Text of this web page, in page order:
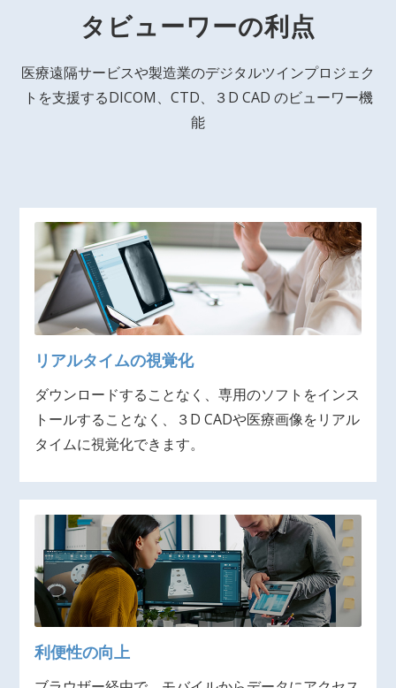
タビューワーの利点
医療遠隔サービスや製造業のデジタルツインプロジェク
トを支援するDICOM、CTD、３D CAD のビューワー機
能
リアルタイムの視覚化
ダウンロードすることなく、専用のソフトをインス
トールすることなく、３D CADや医療画像をリアル
タイムに視覚化できます。
利便性の向上